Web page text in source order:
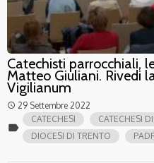
Catechisti parrocchiali,
Matteo Giuliani. Rivedi
Vigilianum
access_time 29 Settembre 2022
label
CATECHESI
CATECHESI
DIOCESI DI TRENTO